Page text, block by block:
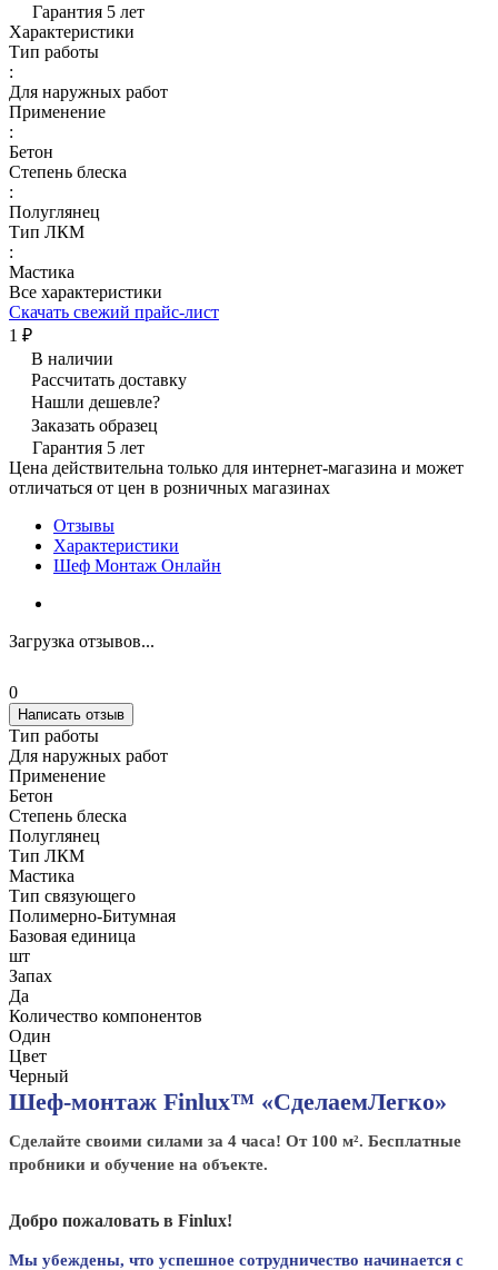
Гарантия 5 лет
Характеристики
Тип работы
:
Для наружных работ
Применение
:
Бетон
Степень блеска
:
Полуглянец
Тип ЛКМ
:
Мастика
Все характеристики
Скачать свежий прайс-лист
1 ₽
В наличии
Рассчитать доставку
Нашли дешевле?
Заказать образец
Гарантия 5 лет
Цена действительна только для интернет-магазина и может
отличаться от цен в розничных магазинах
Отзывы
Характеристики
Шеф Монтаж Онлайн
Загрузка отзывов...
0
Написать отзыв
Тип работы
Для наружных работ
Применение
Бетон
Степень блеска
Полуглянец
Тип ЛКМ
Мастика
Тип связующего
Полимерно-Битумная
Базовая единица
шт
Запах
Да
Количество компонентов
Один
Цвет
Черный
Шеф-монтаж Finlux™ «СделаемЛегко»
Сделайте своими силами за 4 часа! От 100 м². Бесплатные
пробники и обучение на объекте.
Добро пожаловать в Finlux!
Мы убеждены, что успешное сотрудничество начинается с